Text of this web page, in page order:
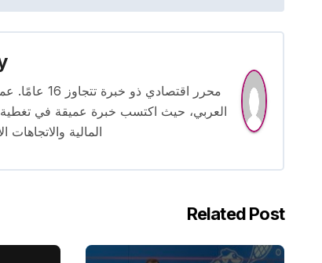
المقالات
محرر
العربي، حيث اكتسب خبرة عميقة في تغطية
المالية والاتجاهات
Related Post